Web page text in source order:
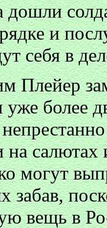
дошли
и
себя в
Плейер
уже более
на
могут
забав,
вещь в